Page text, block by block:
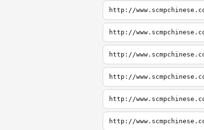
http://
http://
http://
http://
http://
http://